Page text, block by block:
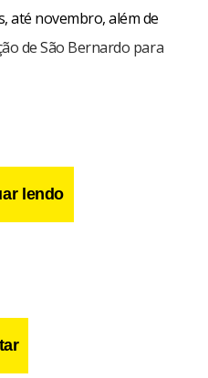
até novembro, além de
de São Bernardo para
lendo